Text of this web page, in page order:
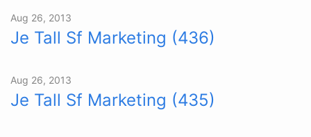
Aug 26, 2013
Je Tall Sf Marketing (436)
Aug 26, 2013
Je Tall Sf Marketing (435)